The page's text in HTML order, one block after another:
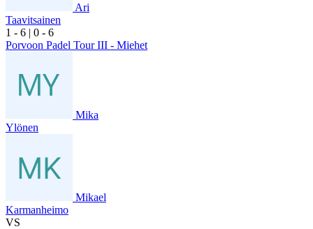
Ari
Taavitsainen
1 - 6 | 0 - 6
Porvoon Padel Tour III - Miehet
Mika
Ylönen
Mikael
Karmanheimo
VS